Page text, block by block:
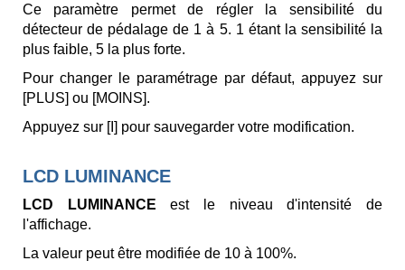
Ce paramètre permet de régler la sensibilité du
détecteur de pédalage de 1 à 5. 1 étant la sensibilité la
plus faible, 5 la plus forte.
Pour changer le paramétrage par défaut, appuyez sur
[PLUS] ou [MOINS].
Appuyez sur [I] pour sauvegarder votre modification.
LCD LUMINANCE
LCD LUMINANCEest le niveau d'intensité de
l'affichage.
La valeur peut être modifiée de 10 à 100%.